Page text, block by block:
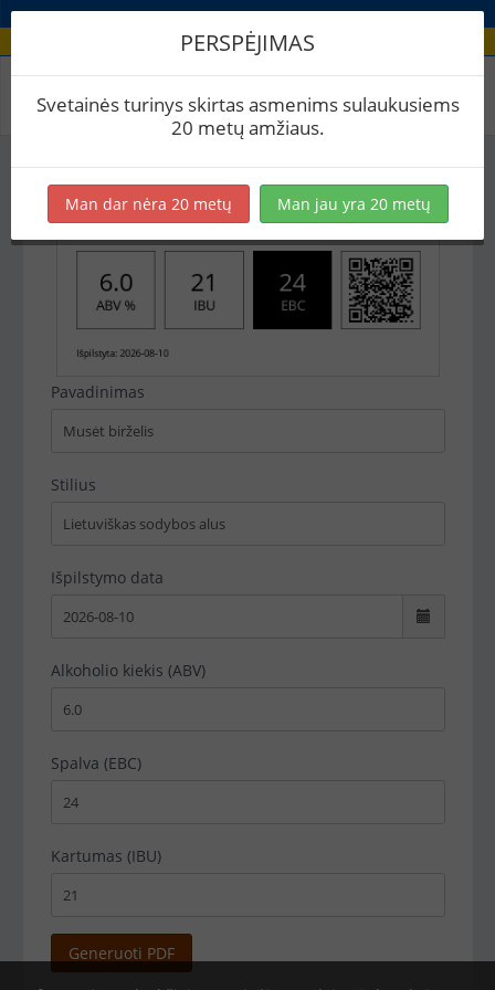
Recepto etikečių spausdinimas
Pavadinimas
Stilius
Išpilstymo data
Alkoholio kiekis (ABV)
Spalva (EBC)
Kartumas (IBU)
Generuoti PDF
PERSPĖJIMAS
Svetainės turinys skirtas asmenims sulaukusiems
20 metų amžiaus.
Man dar nėra 20 metų Man jau yra 20 metų